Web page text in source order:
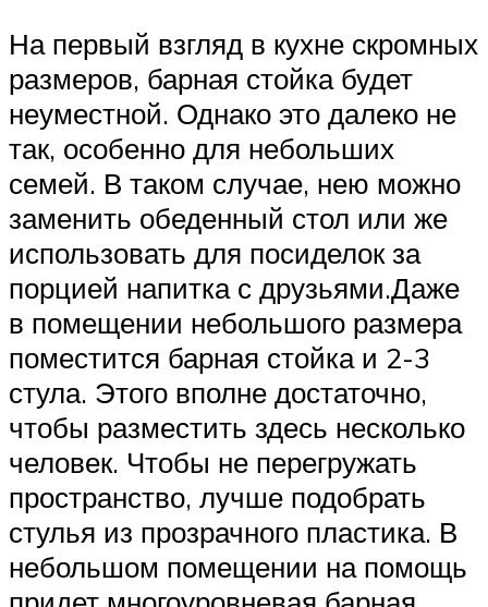
На первый взгляд в кухне скромных
размеров, барная стойка будет
неуместной. Однако это далеко не
так, особенно для небольших
семей. В таком случае, нею можно
заменить обеденный стол или же
использовать для посиделок за
порцией напитка с друзьями.Даже
в помещении небольшого размера
поместится барная стойка и 2-3
стула. Этого вполне достаточно,
чтобы разместить здесь несколько
человек. Чтобы не перегружать
пространство, лучше подобрать
стулья из прозрачного пластика. В
небольшом помещении на помощь